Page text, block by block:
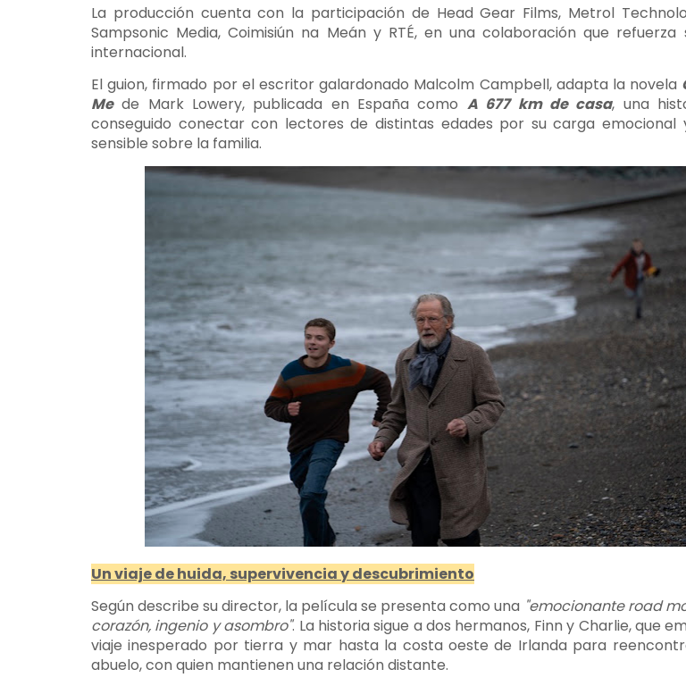
La producción cuenta con la participación de Head Gear Films, Metrol
Sampsonic Media, Coimisiún na Meán y RTÉ, en una colaboración que
internacional.
El guion, firmado por el escritor galardonado Malcolm Campbell, adapta la novela
Mede Mark Lowery, publicada en España como A 677 km de casa, una
conseguido conectar con lectores de distintas edades por su carga emocional
sensible sobre la familia.
Un viaje de huida, supervivencia y descubrimiento
Según describe su director, la película se presenta como una "emocionante road
corazón, ingenio y asombro". La historia sigue a dos hermanos, Finn y Charlie, que
viaje inesperado por tierra y mar hasta la costa oeste de Irlanda para
abuelo, con quien mantienen una relación distante.